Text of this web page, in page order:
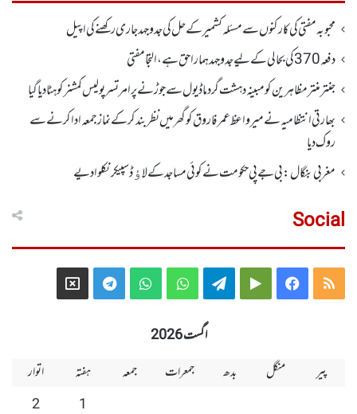
محبوبہ مفتی کی کارکنوں سے مسئلہ کشمیر کے حل کی جدوجہد جاری رکھنے کی اپیل
دفعہ370کی بحالی کے لیے جدوجہد ہمارا حق ہے، التجا مفتی
جنتر منتر مظاہرین کو مبینہ دہشت گرد ماڈیول سے جوڑنے پر امرتسر پولیس کمشنر کو ہٹا دیاگیا
بھارتی انتظامیہ نے میر واعظ عمر فاروق کو گھر میں نظر بندکر کے نماز جمعہ ادا کرنے سے
روک دیا
مغربی بنگال: بی جے پی حکومت نے کوئی مساجد کے لاﺅڈ سپیکر نکلوا دیے
Social
RSS
Facebook
Google
Telegram
WhatsApp
WhatsApp
Telegram
X
اگست 2026
پیر
منگل بدھ جمعرات جمعہ ہفتہ
اتوار
1
2